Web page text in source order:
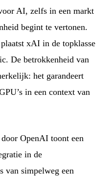
AI, zelfs in een markt
begint te vertonen.
xAI in de topklasse
De betrokkenheid van
het garandeert
in een context van
door OpenAI toont een
in de
van simpelweg een